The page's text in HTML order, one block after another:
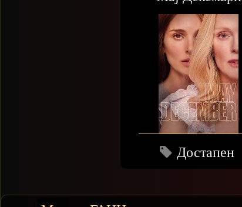
Достапен